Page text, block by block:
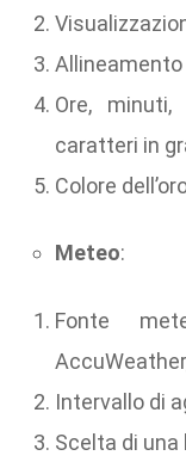
Allineamento
Ore,
caratteri in
Colore
Meteo:
Fonte
Intervallo di
Scelta di